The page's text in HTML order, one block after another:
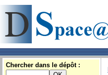
Chercher dans le dépôt :